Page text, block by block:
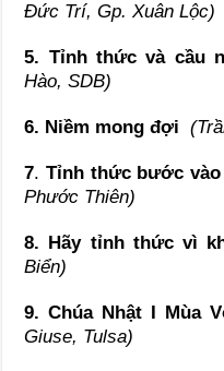
Đức Trí, Gp. Xuân Lộc)
5. Tỉnh thức và cầu
Hào, SDB)
6. Niềm mong đợi
7. Tỉnh thức bước
Phước Thiên)
8. Hãy tỉnh thức vì
Biển)
9. Chúa Nhật I Mùa
Giuse, Tulsa)